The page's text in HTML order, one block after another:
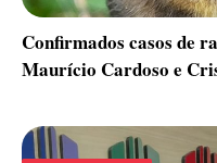
Confirmados casos de
Maurício Cardoso e